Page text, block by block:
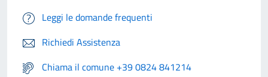
Leggi le domande frequenti
Richiedi Assistenza
Chiama il comune +39 0824 841214